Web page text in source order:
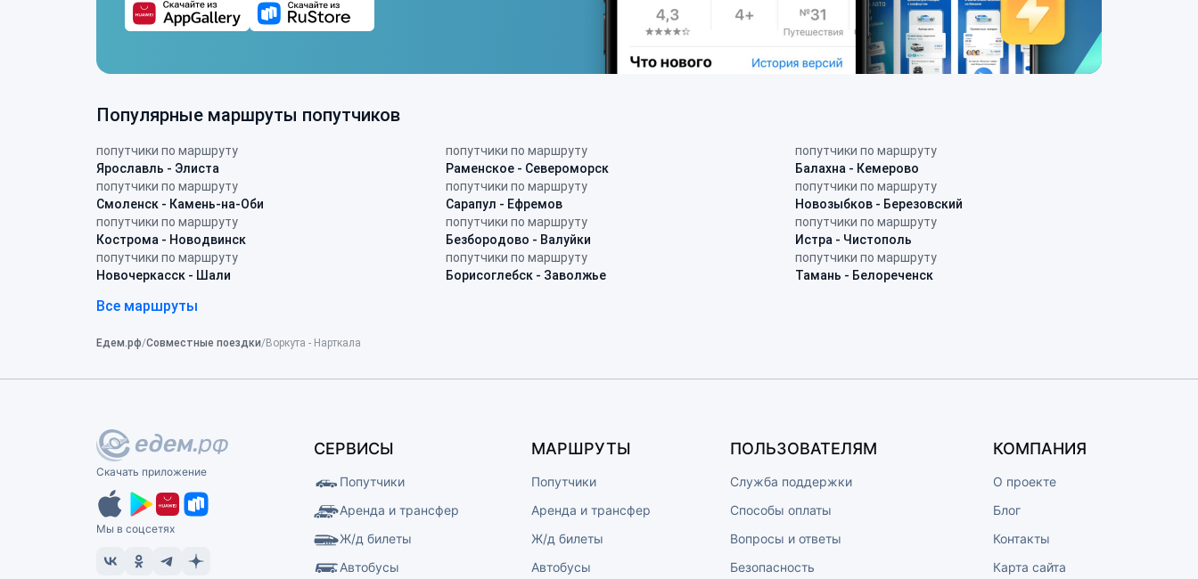
Популярные маршруты попутчиков
попутчики по маршруту
Ярославль - Элиста
попутчики по маршруту
Смоленск - Камень-на-Оби
попутчики по маршруту
Кострома - Новодвинск
попутчики по маршруту
Новочеркасск - Шали
попутчики по маршруту
Раменское - Североморск
попутчики по маршруту
Сарапул - Ефремов
попутчики по маршруту
Безбородово - Валуйки
попутчики по маршруту
Борисоглебск - Заволжье
попутчики по маршруту
Балахна - Кемерово
попутчики по маршруту
Новозыбков - Березовский
попутчики по маршруту
Истра - Чистополь
попутчики по маршруту
Тамань - Белореченск
Все маршруты
Едем.рф Совместные поездки Воркута - Нарткала
Скачать приложение
Мы в соцсетях
СЕРВИСЫ
Попутчики
Аренда и трансфер
Ж/д билеты
Автобусы
МАРШРУТЫ
Попутчики
Аренда и трансфер
Ж/д билеты
Автобусы
ПОЛЬЗОВАТЕЛЯМ
Служба поддержки
Способы оплаты
Вопросы и ответы
Безопасность
КОМПАНИЯ
О проекте
Блог
Контакты
Карта сайта